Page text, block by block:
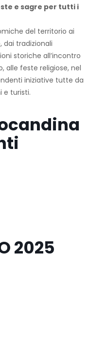
e sagre per tutti i
del territorio ai
dai tradizionali
storiche all’incontro
alle feste religiose, nel
iniziative tutte da
e turisti.
2025